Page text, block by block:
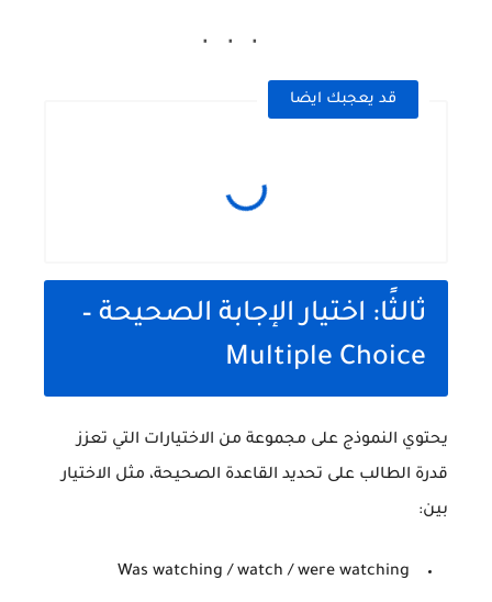
قد يعجبك ايضا
ثالثًا: اختيار الإجابة الصحيحة –
Multiple Choice
يحتوي النموذج على مجموعة من الاختيارات التي تعزز
قدرة الطالب على تحديد القاعدة الصحيحة، مثل الاختيار
بين:
Was watching / watch / were watching